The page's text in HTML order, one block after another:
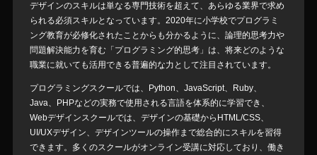
デザインのスキルは単なる専門技術を超えて、あらゆる業界で求め
られる必須スキルとなっています。2020年に小学校でプログラミ
ング教育が必修化されたことからも分かるように、論理的思考力や
問題解決能力を育む「プログラミング的思考」は、将来どのような
職業に就いても活用できる普遍的な力として注目されています。
プログラミングスクールでは、Python、JavaScript、Ruby、
Java、PHPなどの実務で使用される言語を体系的に学習でき、
Webデザインスクールでは、デザインの基礎からHTML/CSS、
UI/UXデザイン、デザインツールの操作まで総合的にスキルを習得
できます。多くのスクールがオンライン受講に対応しており、働き